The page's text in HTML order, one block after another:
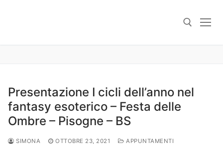
Presentazione I cicli dell’anno nel
fantasy esoterico – Festa delle
Ombre – Pisogne – BS
SIMONA OTTOBRE 23, 2021
APPUNTAMENTI